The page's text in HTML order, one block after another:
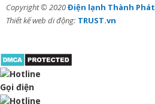
Copyright © 2020Điện lạnh Thành Phát
Thiết kế web di động: TRUST.vn
Gọi điện